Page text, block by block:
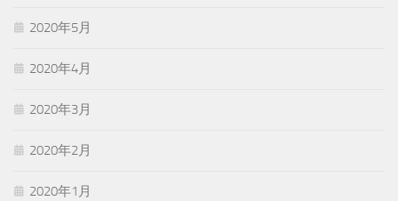
2020年5月
2020年4月
2020年3月
2020年2月
2020年1月